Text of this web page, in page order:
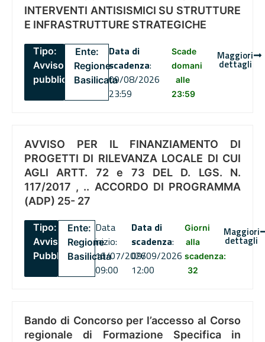
INTERVENTI ANTISISMICI SU STRUTTURE
E INFRASTRUTTURE STRATEGICHE
Tipo:
Avviso
pubblico
Ente:
Regione
Basilicata
Data di
scadenza:
09/08/2026
23:59
Scade
domani
alle
23:59
Maggiori
dettagli
AVVISO PER IL FINANZIAMENTO DI
PROGETTI DI RILEVANZA LOCALE DI CUI
AGLI ARTT. 72 e 73 DEL D. LGS. N.
117/2017 , .. ACCORDO DI PROGRAMMA
(ADP) 25- 27
Tipo:
Avviso
Pubblico
Ente:
Regione
Basilicata
Data
inizio:
16/07/2026
09:00
Data di
scadenza:
09/09/2026
12:00
Giorni
alla
scadenza:
32
Maggiori
dettagli
Bando di Concorso per l’accesso al Corso
regionale di Formazione Specifica in